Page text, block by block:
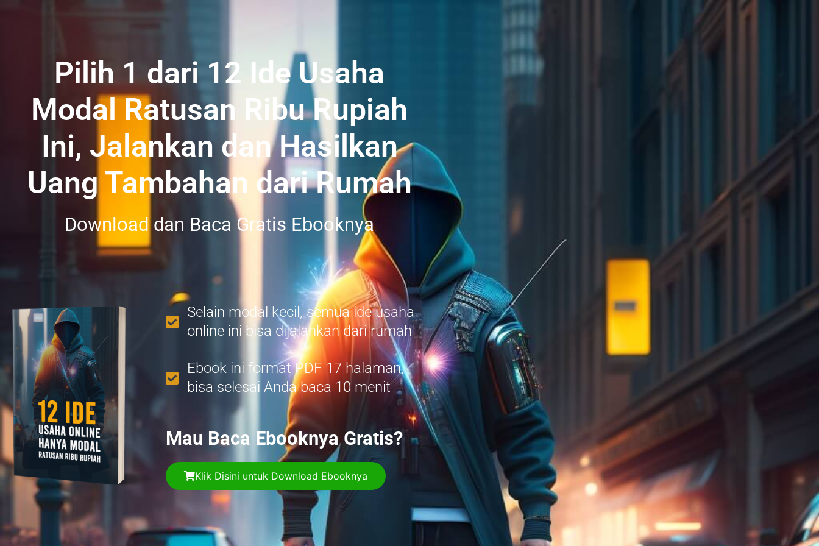
Pilih 1 dari 12 Ide Usaha
Modal Ratusan Ribu Rupiah
Ini, Jalankan dan Hasilkan
Uang Tambahan dari Rumah
Download dan Baca Gratis Ebooknya
Selain modal kecil, semua ide usaha
online ini bisa dijalankan dari rumah
Ebook ini format PDF 17 halaman,
bisa selesai Anda baca 10 menit
Mau Baca Ebooknya Gratis?
Klik Disini untuk Download Ebooknya